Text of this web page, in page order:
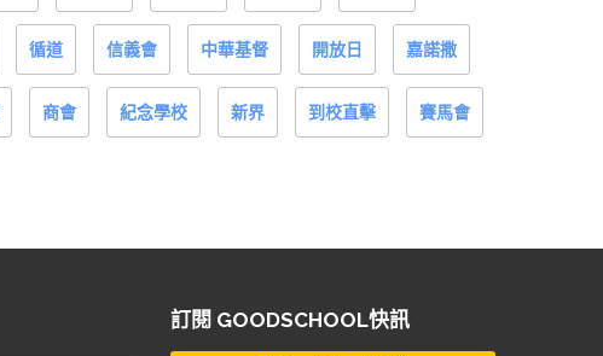
循道 信義會 中華基督 開放日 嘉諾撒
商會 紀念學校 新界 到校直擊 賽馬會
訂閱 GOODSCHOOL快訊